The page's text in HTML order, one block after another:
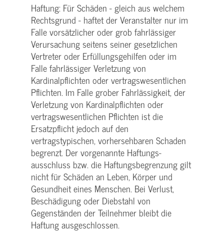
Haftung: Für Schäden - gleich aus welchem
Rechtsgrund - haftet der Veranstalter nur im
Falle vorsätzlicher oder grob fahrlässiger
Verursachung seitens seiner gesetzlichen
Vertreter oder Erfüllungsgehilfen oder im
Falle fahrlässiger Verletzung von
Kardinalpflichten oder vertrags­wesentlichen
Pflichten. Im Falle grober Fahrlässigkeit, der
Verletzung von Kardinalpflichten oder
vertrags­wesentlichen Pflichten ist die
Ersatzpflicht jedoch auf den
vertragstypischen, vorhersehbaren Schaden
begrenzt. Der vorgenannte Haftungs­
ausschluss bzw. die Haftungs­begrenzung gilt
nicht für Schäden an Leben, Körper und
Gesundheit eines Menschen. Bei Verlust,
Beschädigung oder Diebstahl von
Gegenständen der Teilnehmer bleibt die
Haftung ausgeschlossen.